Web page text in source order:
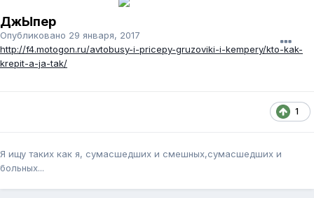
ДжЫпер
Опубликовано 29 января, 2017
http://f4.motogon.ru/avtobusy-i-pricepy-gruzoviki-i-kempery/kto-kak-
krepit-a-ja-tak/
1
Я ищу таких как я, сумасшедших и смешных,сумасшедших и
больных...